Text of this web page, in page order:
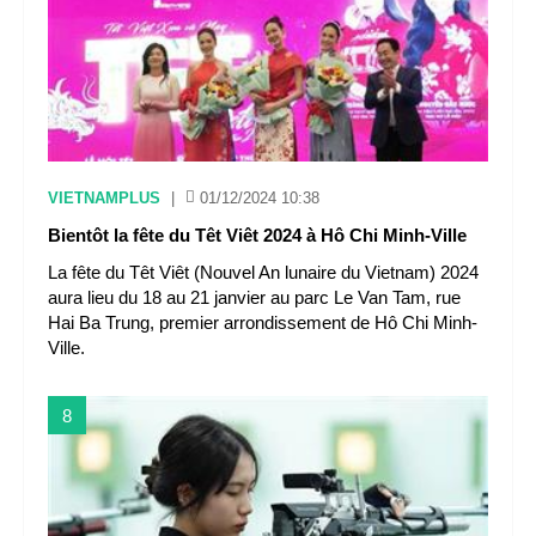
VIETNAMPLUS 01/12/2024 10:38
Bientôt la fête du Têt Viêt 2024 à Hô Chi Minh-Ville
La fête du Têt Viêt (Nouvel An lunaire du Vietnam) 2024
aura lieu du 18 au 21 janvier au parc Le Van Tam, rue
Hai Ba Trung, premier arrondissement de Hô Chi Minh-
Ville.
8